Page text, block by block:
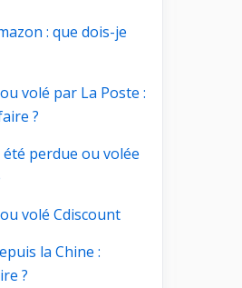
: que dois-je
volé par La Poste :
?
perdue ou volée
volé Cdiscount
la Chine :
?